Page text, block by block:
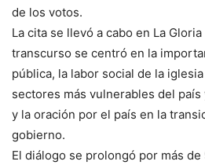
de los votos.
La cita se llevó a cabo en La
transcurso se centró en la
pública, la labor social de la
sectores más vulnerables del país
y la oración por el país en la
gobierno.
El diálogo se prolongó por más